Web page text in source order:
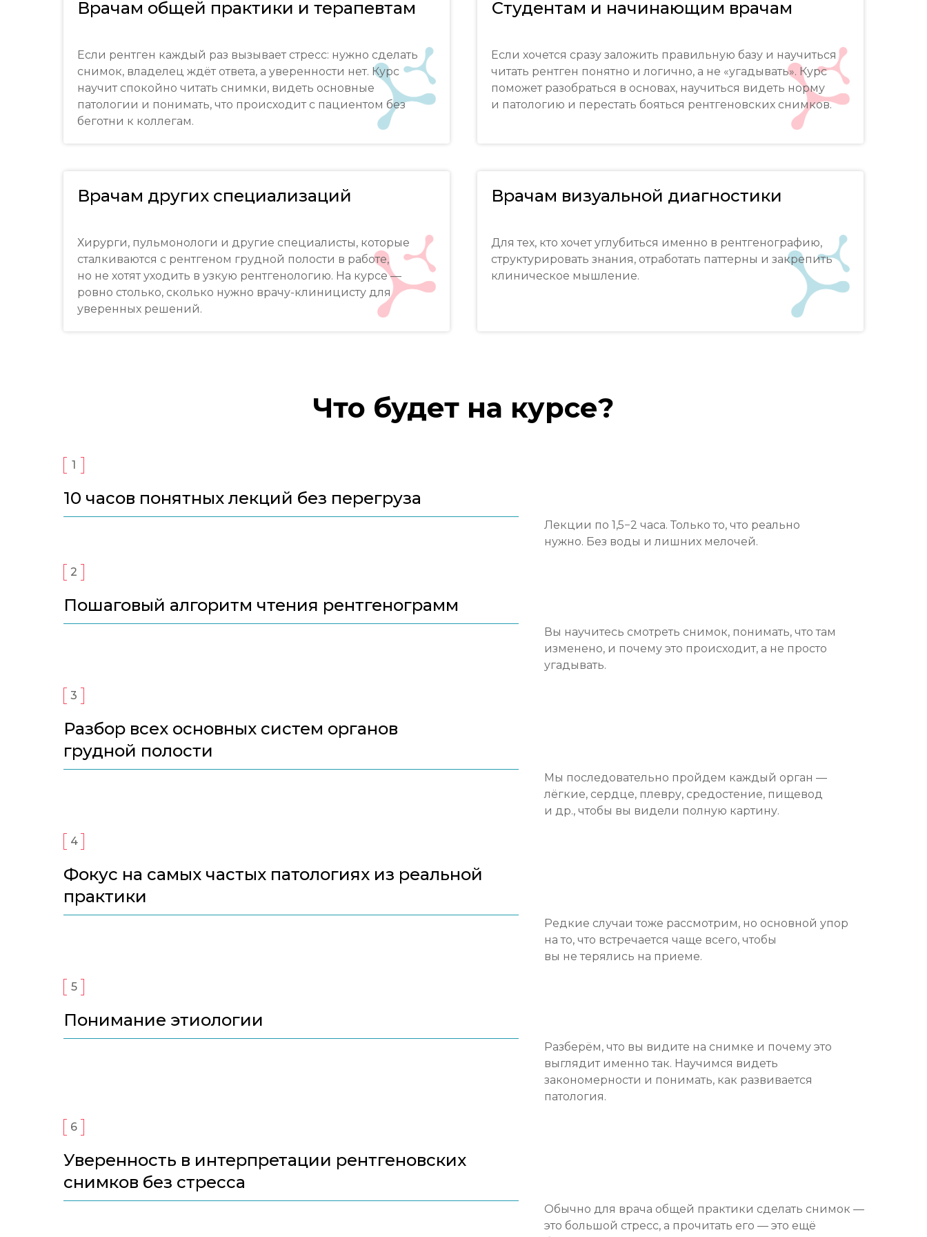
Если рентген каждый раз вызывает стресс: нужно сделать
снимок, владелец ждёт ответа, а уверенности нет. Курс
научит спокойно читать снимки, видеть основные
патологии и понимать, что происходит с пациентом без
беготни к коллегам.
Врачам общей практики и терапевтам
Для тех, кто хочет углубиться именно в рентгенографию,
структурировать знания, отработать паттерны и закрепить
клиническое мышление.
Врачам визуальной диагностики
Студентам и начинающим врачам
Если хочется сразу заложить правильную базу и научиться
читать рентген понятно и логично, а не «угадывать». Курс
поможет разобраться в основах, научиться видеть норму
и патологию и перестать бояться рентгеновских снимков.
Врачам других специализаций
Хирурги, пульмонологи и другие специалисты, которые
сталкиваются с рентгеном грудной полости в работе,
но не хотят уходить в узкую рентгенологию. На курсе —
ровно столько, сколько нужно врачу-клиницисту для
уверенных решений.
Что будет на курсе?
1
10 часов понятных лекций без перегруза
Лекции по 1,5−2 часа. Только то, что реально
нужно. Без воды и лишних мелочей.
Вы научитесь смотреть снимок, понимать, что там
изменено, и почему это происходит, а не просто
угадывать.
Пошаговый алгоритм чтения рентгенограмм
2
4
Фокус на самых частых патологиях из реальной
практики
Редкие случаи тоже рассмотрим, но основной упор
на то, что встречается чаще всего, чтобы
вы не терялись на приеме.
Мы последовательно пройдем каждый орган —
лёгкие, сердце, плевру, средостение, пищевод
и др., чтобы вы видели полную картину.
Разбор всех основных систем органов
грудной полости
3
5
Понимание этиологии
Разберём, что вы видите на снимке и почему это
выглядит именно так. Научимся видеть
закономерности и понимать, как развивается
патология.
6
Уверенность в интерпретации рентгеновских
снимков без стресса
Обычно для врача общей практики сделать снимок —
это большой стресс, а прочитать его — это ещё